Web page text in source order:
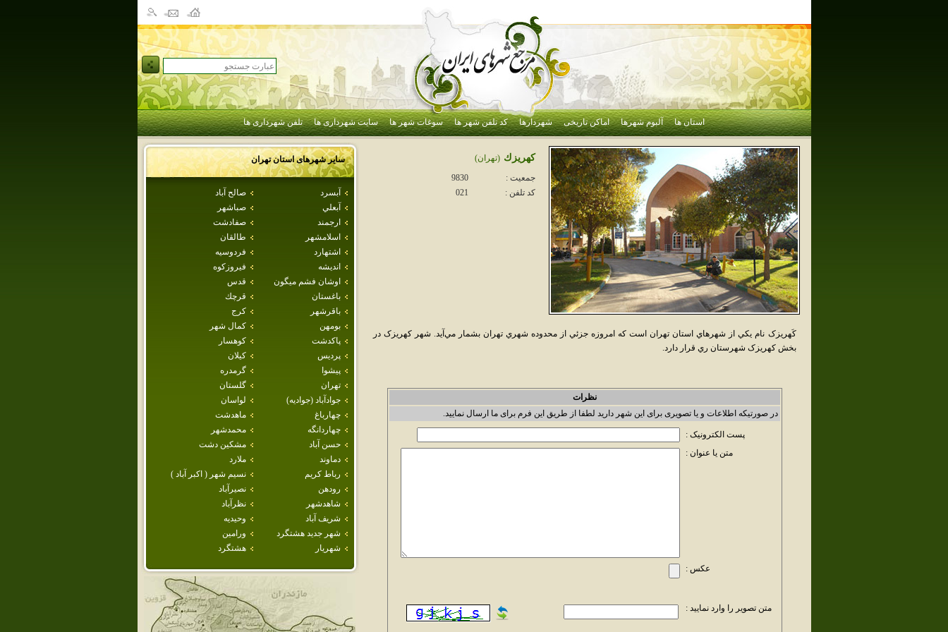
استان ها آلبوم شهرها اماکن تاریخی شهردارها کد تلفن شهر ها سوغات شهر ها سایت شهرداری ها تلفن شهرداری ها
سایر شهرهای استانتهران
آبسرد
صالح آباد
آبعلي
صباشهر
ارجمند
صفادشت
اسلامشهر
طالقان
اشتهارد
فردوسيه
انديشه
فيروزكوه
اوشان فشم ميگون
قدس
باغستان
قرچك
باقرشهر
كرج
بومهن
كمال شهر
پاكدشت
كوهسار
پرديس
كيلان
پيشوا
گرمدره
تهران
گلستان
جوادآباد (جواديه)
لواسان
چهارباغ
ماهدشت
چهاردانگه
محمدشهر
حسن آباد
مشكين دشت
دماوند
ملارد
رباط كريم
نسيم شهر ( اكبر آباد )
رودهن
نصيرآباد
شاهدشهر
نظرآباد
شريف آباد
وحيديه
شهر جديد هشتگرد
ورامين
شهريار
هشتگرد
كهريزك (تهران)
جمعیت :
9830
کد تلفن :
021
کَهريزک نام يکي از شهرهاي استان تهران است که امروزه جزئي از محدوده شهري تهران بشمار مي‌آيد. شهر کهريزک در
بخش کهريزک شهرستان ري قرار دارد.
نظرات
در صورتیکه اطلاعات و یا تصویری برای این شهر دارید لطفا از طریق این فرم برای ما ارسال نمایید.
پست الکترونیک :
متن یا عنوان :
عکس :
متن تصویر را وارد نمایید :